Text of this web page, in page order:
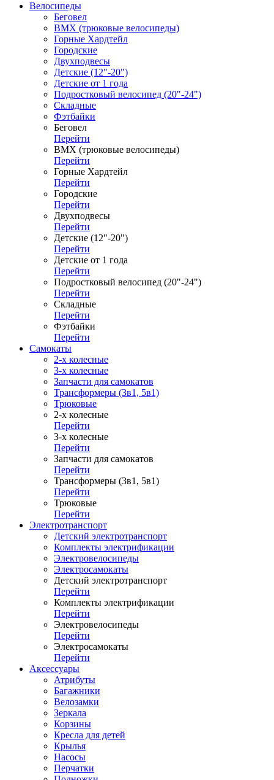
Велосипеды
Беговел
ВМХ (трюковые велосипеды)
Горные Хардтейл
Городские
Двухподвесы
Детские (12"-20")
Детские от 1 года
Подростковый велосипед (20"-24")
Складные
Фэтбайки
Беговел
Перейти
ВМХ (трюковые велосипеды)
Перейти
Горные Хардтейл
Перейти
Городские
Перейти
Двухподвесы
Перейти
Детские (12"-20")
Перейти
Детские от 1 года
Перейти
Подростковый велосипед (20"-24")
Перейти
Складные
Перейти
Фэтбайки
Перейти
Самокаты
2-х колесные
3-х колесные
Запчасти для самокатов
Трансформеры (3в1, 5в1)
Трюковые
2-х колесные
Перейти
3-х колесные
Перейти
Запчасти для самокатов
Перейти
Трансформеры (3в1, 5в1)
Перейти
Трюковые
Перейти
Электротранспорт
Детский электротранспорт
Комплекты электрификации
Электровелосипеды
Электросамокаты
Детский электротранспорт
Перейти
Комплекты электрификации
Перейти
Электровелосипеды
Перейти
Электросамокаты
Перейти
Аксессуары
Атрибуты
Багажники
Велозамки
Зеркала
Корзины
Кресла для детей
Крылья
Насосы
Перчатки